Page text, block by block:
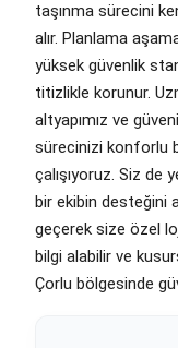
taşınma sürecini
alır. Planlama
yüksek güvenlik
titizlikle korunur.
altyapımız ve
sürecinizi konforlu
çalışıyoruz. Siz de
bir ekibin desteğini
geçerek size özel
bilgi alabilir ve
Çorlu bölgesinde